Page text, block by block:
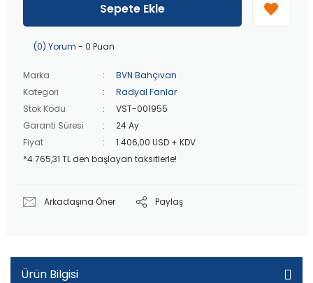
üzeri ücretsiz kargo!
40 bin TLüzeri özel teklif!
Sepete Ekle
(0) Yorum - 0 Puan
Marka
BVN Bahçıvan
Kategori
Radyal Fanlar
Stok Kodu
VST-001955
Garanti Süresi
24 Ay
Fiyat
1.406,00 USD + KDV
*4.765,31 TL den başlayan taksitlerle!
Arkadaşına Öner Paylaş
Ürün Bilgisi